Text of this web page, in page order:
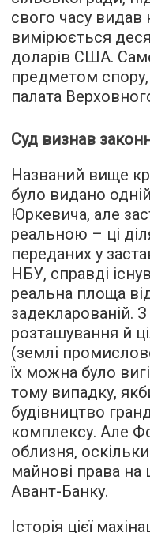
свого часу видав
вимірюється
доларів США.
предметом
палата
Суд визнав
Названий вище
було видано
Юркевича, але
реальною – ці
переданих у
НБУ, справді
реальна площа
задекларованій.
розташування й
(землі
їх можна було
тому випадку,
будівництво
комплексу. Але
облизня,
майнові права
Авант-Банку.
Історія цієї